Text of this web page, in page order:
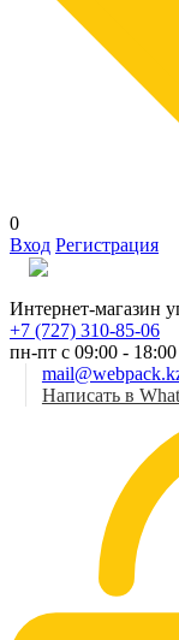
0
Вход Регистрация
Интернет-магазин
+7 (727) 310-85-06
пн-пт с 09:00 - 18:00
Написать в